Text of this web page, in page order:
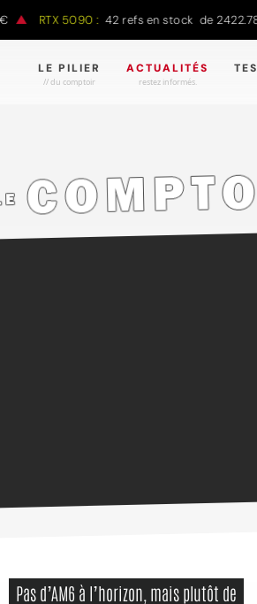
RTX 5090 : 42 refs en stock de 2422.78 € à
LE PILIER
// du comptoir
ACTUALITÉS
restez informés.